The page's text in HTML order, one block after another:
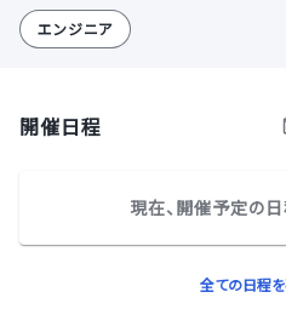
エンジニア
開催日程
現在、開催予定の
全ての日程